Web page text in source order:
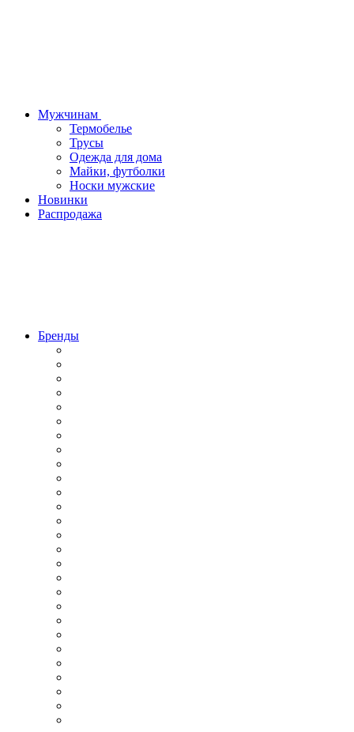
Мужчинам
Термобелье
Трусы
Одежда для дома
Майки, футболки
Носки мужские
Новинки
Распродажа
Бренды